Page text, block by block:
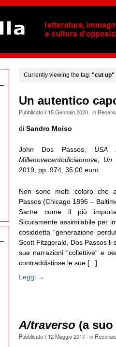
Currently viewing the tag: "cut up"
Un autentico
Pubblicato il 15 Gennaio 2020· in
di Sandro Moiso
John Dos Passos, USA
Millenovecentodiciannove;
2019, pp. 974, 35,00 euro
Non sono molti coloro che
Passos (Chicago 1896 –
Sartre come il più
Sicuramente assimilabile per
cosiddetta “generazione
Scott Fitzgerald, Dos Passos li
sue narrazioni “collettive” e
contraddistinse le sue [...]
Leggi →
A/traverso (a
Pubblicato il 12 Maggio 2017· in